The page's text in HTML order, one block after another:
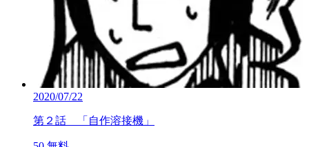
2020/07/22
第２話 「自作溶接機」